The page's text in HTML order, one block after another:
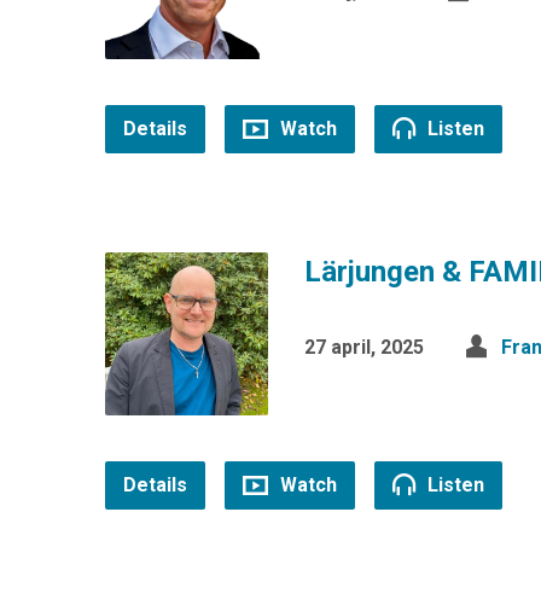
Details Watch Listen
Lärjungen &
27 april, 2025
Details Watch Listen